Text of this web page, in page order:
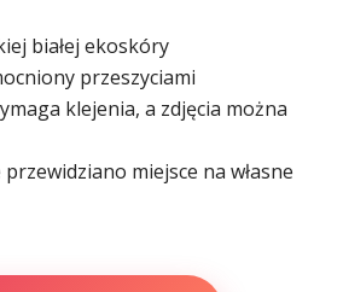
białej ekoskóry
przeszyciami
klejenia, a zdjęcia można
miejsce na własne